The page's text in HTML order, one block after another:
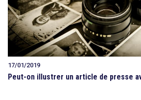
17/01/2019
Peut-on illustrer un article de presse